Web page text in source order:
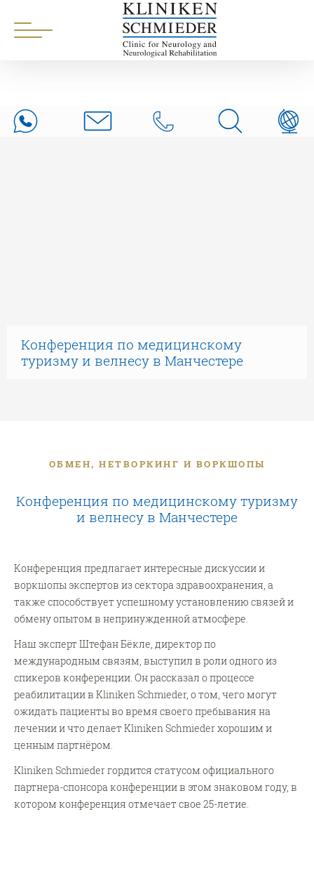
Конференция по медицинскому
туризму и велнесу в Манчестере
ОБМЕН, НЕТВОРКИНГ И ВОРКШОПЫ
Конференция по медицинскому туризму
и велнесу в Манчестере
Конференция предлагает интересные дискуссии и
воркшопы экспертов из сектора здравоохранения, а
также способствует успешному установлению связей и
обмену опытом в непринужденной атмосфере.
Наш эксперт Штефан Бёкле, директор по
международным связям, выступил в роли одного из
спикеров конференции. Он рассказал о процессе
реабилитации в Kliniken Schmieder, о том, чего могут
ожидать пациенты во время своего пребывания на
лечении и что делает Kliniken Schmieder хорошим и
ценным партнёром.
Kliniken Schmieder гордится статусом официального
партнера-спонсора конференции в этом знаковом году, в
котором конференция отмечает свое 25-летие.